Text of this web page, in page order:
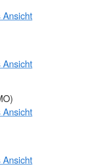
Ansicht
Ansicht
Ansicht
Ansicht